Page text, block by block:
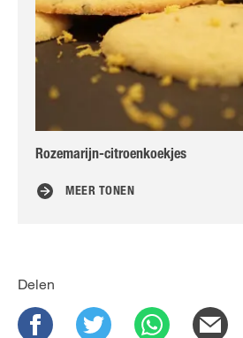
Rozemarijn-citroenkoekjes
MEER TONEN
Delen